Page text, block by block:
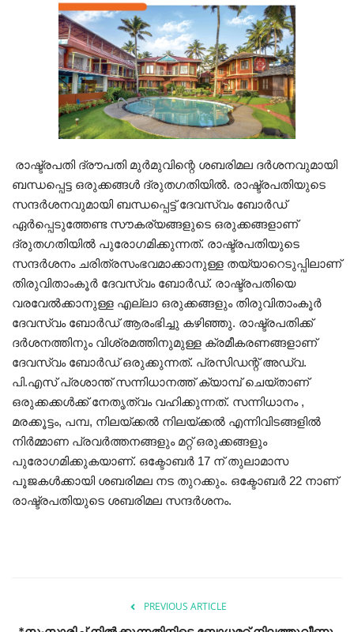
രാഷ്ട്രപതി ദ്രൗപതി മുർമുവിന്റെ ശബരിമല ദർശനവുമായി
ബന്ധപ്പെട്ട ഒരുക്കങ്ങൾ ദ്രുതഗതിയിൽ. രാഷ്ട്രപതിയുടെ
സന്ദർശനവുമായി ബന്ധപ്പെട്ട് ദേവസ്വം ബോർഡ്
ഏർപ്പെടുത്തേണ്ട സൗകര്യങ്ങളുടെ ഒരുക്കങ്ങളാണ്
ദ്രുതഗതിയിൽ പുരോഗമിക്കുന്നത്. രാഷ്ട്രപതിയുടെ
സന്ദർശനം ചരിത്രസംഭവമാക്കാനുള്ള തയ്യാറെടുപ്പിലാണ്
തിരുവിതാംകൂർ ദേവസ്വം ബോർഡ്. രാഷ്ട്രപതിയെ
വരവേൽക്കാനുള്ള എല്ലാ ഒരുക്കങ്ങളും തിരുവിതാംകൂർ
ദേവസ്വം ബോർഡ് ആരംഭിച്ചു കഴിഞ്ഞു. രാഷ്ട്രപതിക്ക്
ദർശനത്തിനും വിശ്രമത്തിനുമുള്ള ക്രമീകരണങ്ങളാണ്
ദേവസ്വം ബോർഡ് ഒരുക്കുന്നത്. പ്രസിഡന്റ് അഡ്വ.
പി.എസ് പ്രശാന്ത് സന്നിധാനത്ത് ക്യാമ്പ് ചെയ്താണ്
ഒരുക്കക്കൾക്ക് നേതൃത്വം വഹിക്കുന്നത്. സന്നിധാനം ,
മരക്കൂട്ടം, പമ്പ, നിലയ്ക്കൽ നിലയ്ക്കൽ എന്നിവിടങ്ങളിൽ
നിർമ്മാണ പ്രവർത്തനങ്ങളും മറ്റ് ഒരുക്കങ്ങളും
പുരോഗമിക്കുകയാണ്. ഒക്ടോബർ 17 ന് തുലാമാസ
പൂജകൾക്കായി ശബരിമല നട തുറക്കും. ഒക്ടോബർ 22 നാണ്
രാഷ്ട്രപതിയുടെ ശബരിമല സന്ദർശനം.
PREVIOUS ARTICLE